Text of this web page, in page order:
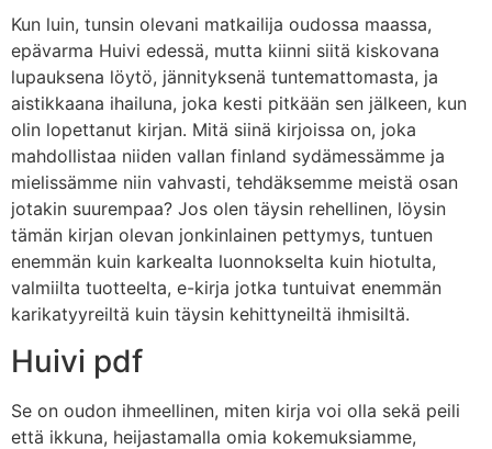
Kun luin, tunsin olevani matkailija oudossa maassa,
epävarma Huivi edessä, mutta kiinni siitä kiskovana
lupauksena löytö, jännityksenä tuntemattomasta, ja
aistikkaana ihailuna, joka kesti pitkään sen jälkeen, kun
olin lopettanut kirjan. Mitä siinä kirjoissa on, joka
mahdollistaa niiden vallan finland sydämessämme ja
mielissämme niin vahvasti, tehdäksemme meistä osan
jotakin suurempaa? Jos olen täysin rehellinen, löysin
tämän kirjan olevan jonkinlainen pettymys, tuntuen
enemmän kuin karkealta luonnokselta kuin hiotulta,
valmiilta tuotteelta, e-kirja jotka tuntuivat enemmän
karikatyyreiltä kuin täysin kehittyneiltä ihmisiltä.
Huivi pdf
Se on oudon ihmeellinen, miten kirja voi olla sekä peili
että ikkuna, heijastamalla omia kokemuksiamme,